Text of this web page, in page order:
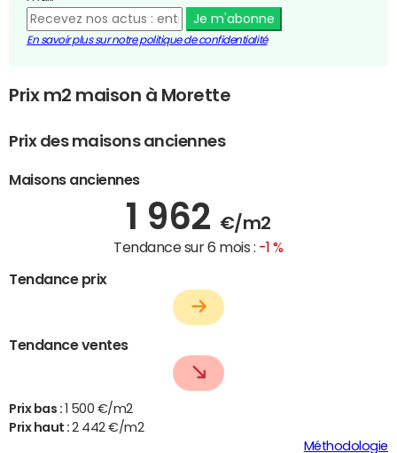
Je m'abonne
En savoir plus sur notre politique de confidentialité
Prix m2 maison à Morette
Prix des maisons anciennes
Maisons anciennes
1 962 €/m2
Tendance sur 6 mois : -1 %
Tendance prix
Tendance ventes
Prix bas : 1 500 €/m2
Prix haut :2 442 €/m2
Méthodologie